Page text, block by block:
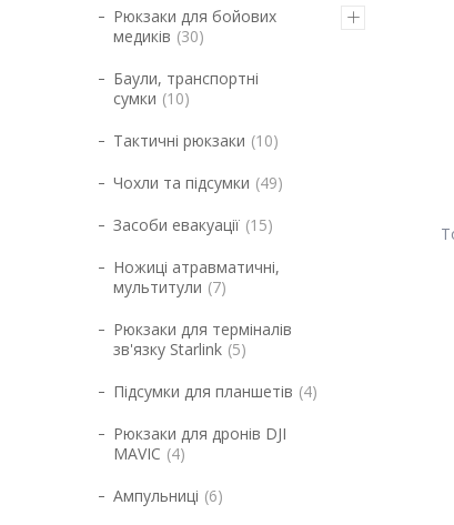
Рюкзаки для бойових
медиків 30
Баули, транспортні
сумки 10
Тактичні рюкзаки 10
Чохли та підсумки 49
Засоби евакуації 15
Ножиці атравматичні,
мультитули 7
Рюкзаки для терміналів
зв'язку Starlink 5
Підсумки для планшетів 4
Рюкзаки для дронів DJI
MAVIC 4
Ампульниці 6